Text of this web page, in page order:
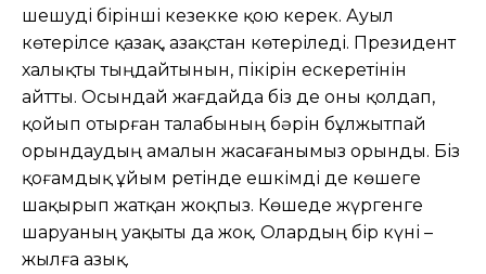
шешуді бірінші кезекке қою керек. Ауыл
көтерілсе қазақ, Қазақстан көтеріледі. Президент
халықты тыңдайтынын, пікірін ескеретінін
айтты. Осындай жағдайда біз де оны қолдап,
қойып отырған талабының бәрін бұлжытпай
орындаудың амалын жасағанымыз орынды. Біз
қоғамдық ұйым ретінде ешкімді де көшеге
шақырып жатқан жоқпыз. Көшеде жүргенге
шаруаның уақыты да жоқ. Олардың бір күні –
жылға азық.